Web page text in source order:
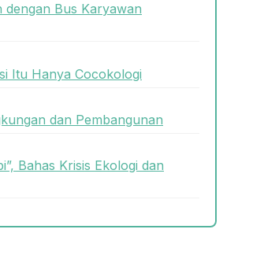
dengan Bus Karyawan
Itu Hanya Cocokologi
dan Pembangunan
Bahas Krisis Ekologi dan